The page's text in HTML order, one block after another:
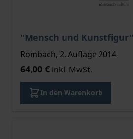
"Mensch und Kunstfigur"
Rombach, 2. Auflage 2014
64,00 € inkl. MwSt.
In den Warenkorb